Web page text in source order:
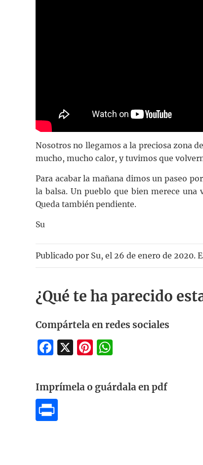
Nosotros no llegamos a la preciosa zona
mucho, mucho calor, y tuvimos que
Para acabar la mañana dimos un paseo
la balsa. Un pueblo que bien merece
Queda también pendiente.
Su
Publicado por Su, el 26 de enero de 2020.
¿Qué te ha parecido
Compártela en redes sociales
Facebook
X Pinterest
Imprímela o guárdala en pdf